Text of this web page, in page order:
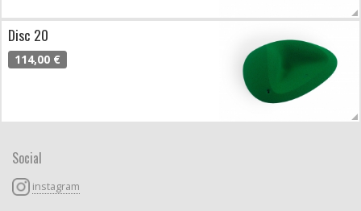
Disc 20
114,00 €
Social
instagram